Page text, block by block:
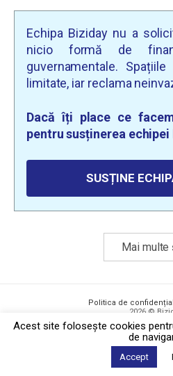
Echipa Biziday nu a
nicio formă de
guvernamentale.
limitate, iar reclama
Dacă îți place ce
pentru susținerea echipei
SUSȚINE
Mai multe
Politica de
2026 ©
Acest site foloseşte cookies
de
Accept